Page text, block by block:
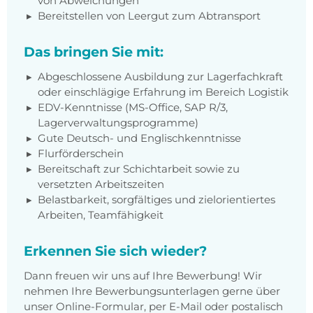
Bereitstellen von Leergut zum Abtransport
Das bringen Sie mit:
Abgeschlossene Ausbildung zur Lagerfachkraft
oder einschlägige Erfahrung im Bereich Logistik
EDV-Kenntnisse (MS-Office, SAP R/3,
Lagerverwaltungsprogramme)
Gute Deutsch- und Englischkenntnisse
Flurförderschein
Bereitschaft zur Schichtarbeit sowie zu
versetzten Arbeitszeiten
Belastbarkeit, sorgfältiges und zielorientiertes
Arbeiten, Teamfähigkeit
Erkennen Sie sich wieder?
Dann freuen wir uns auf Ihre Bewerbung! Wir
nehmen Ihre Bewerbungsunterlagen gerne über
unser Online-Formular, per E-Mail oder postalisch